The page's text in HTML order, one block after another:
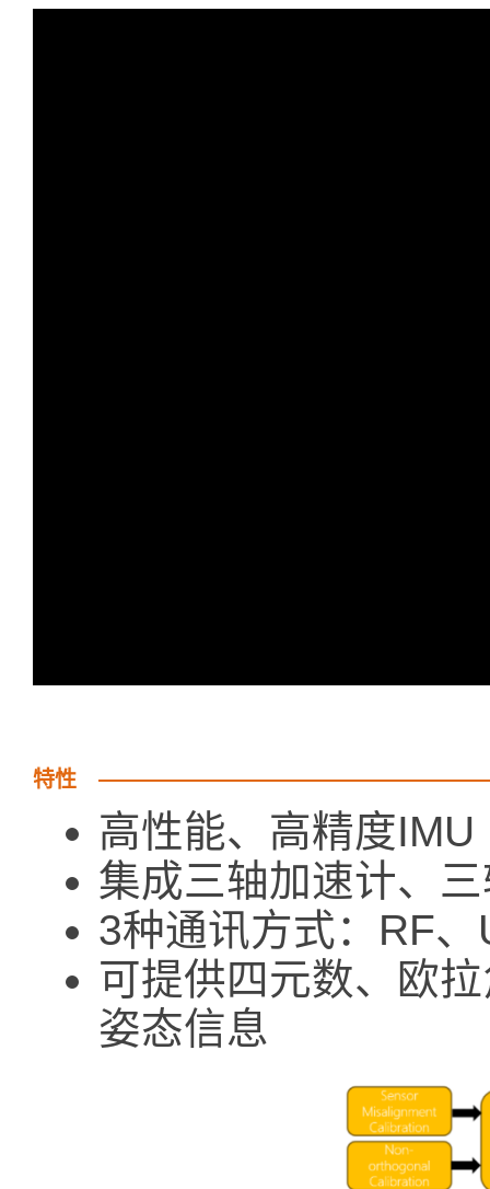
特性
高性能、高精度IMU
集成三轴加速计、
3种通讯方式：RF
可提供四元数、欧
姿态信息